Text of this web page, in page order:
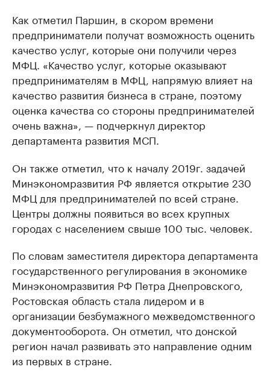
Как отметил Паршин, в скором времени
предприниматели получат возможность оценить
качество услуг, которые они получили через
МФЦ. «Качество услуг, которые оказывают
предпринимателям в МФЦ, напрямую влияет на
качество развития бизнеса в стране, поэтому
оценка качества со стороны предпринимателей
очень важна», — подчеркнул директор
департамента развития МСП.
Он также отметил, что к началу 2019г. задачей
Минэкономразвития РФ является открытие 230
МФЦ для предпринимателей по всей стране.
Центры должны появиться во всех крупных
городах с населением свыше 100 тыс. человек.
По словам заместителя директора департамента
государственного регулирования в экономике
Минэкономразвития РФ Петра Днепровского,
Ростовская область стала лидером и в
организации безбумажного межведомственного
документооборота. Он отметил, что донской
регион начал развивать это направление одним
из первых в стране.